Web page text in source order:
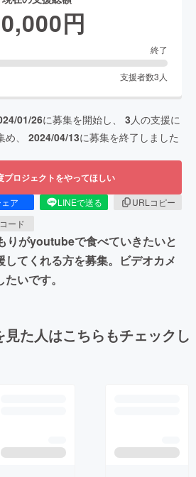
円
終了
支援者数3 人
01/26に募集を開始し、 3人の支援に
め、 2024/04/13に募集を終了しました
プロジェクトをやってほしい
ア LINEで送る
URLコピー
ード
りがyoutubeで食べていきたいと
してくれる方を募集。ビデオカメ
いです。
た人はこちらもチェックし